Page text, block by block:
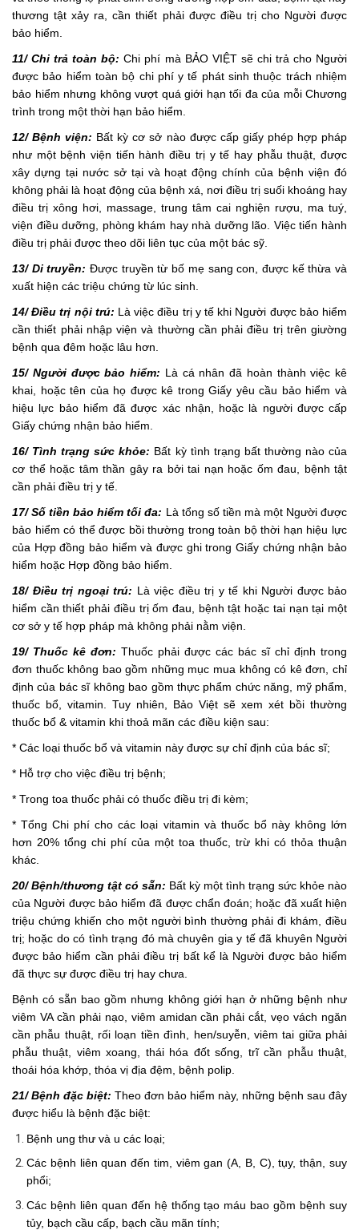
thương tật xảy ra, cần thiết phải được điều trị cho Người được
bảo hiểm.
11/ Chi trả toàn bộ: Chi phí mà BẢO VIỆT sẽ chi trả cho Người
được bảo hiểm toàn bộ chi phí y tế phát sinh thuộc trách nhiệm
bảo hiểm nhưng không vượt quá giới hạn tối đa của mỗi Chương
trình trong một thời hạn bảo hiểm.
12/ Bệnh viện: Bất kỳ cơ sở nào được cấp giấy phép hợp pháp
như một bệnh viện tiến hành điều trị y tế hay phẫu thuật, được
xây dựng tại nước sở tại và hoạt động chính của bệnh viện đó
không phải là hoạt động của bệnh xá, nơi điều trị suối khoáng hay
điều trị xông hơi, massage, trung tâm cai nghiện rượu, ma tuý,
viện điều dưỡng, phòng khám hay nhà dưỡng lão. Việc tiến hành
điều trị phải được theo dõi liên tục của một bác sỹ.
13/ Di truyền: Được truyền từ bố mẹ sang con, được kế thừa và
xuất hiện các triệu chứng từ lúc sinh.
14/ Điều trị nội trú: Là việc điều trị y tế khi Người được bảo hiểm
cần thiết phải nhập viện và thường cần phải điều trị trên giường
bệnh qua đêm hoặc lâu hơn.
15/ Người được bảo hiểm: Là cá nhân đã hoàn thành việc kê
khai, hoặc tên của họ được kê trong Giấy yêu cầu bảo hiểm và
hiệu lực bảo hiểm đã được xác nhận, hoặc là người được cấp
Giấy chứng nhận bảo hiểm.
16/ Tình trạng sức khỏe: Bất kỳ tình trạng bất thường nào của
cơ thể hoặc tâm thần gây ra bởi tai nạn hoặc ốm đau, bệnh tật
cần phải điều trị y tế.
17/ Số tiền bảo hiểm tối đa: Là tổng số tiền mà một Người được
bảo hiểm có thể được bồi thường trong toàn bộ thời hạn hiệu lực
của Hợp đồng bảo hiểm và được ghi trong Giấy chứng nhận bảo
hiểm hoặc Hợp đồng bảo hiểm.
18/ Điều trị ngoại trú: Là việc điều trị y tế khi Người được bảo
hiểm cần thiết phải điều trị ốm đau, bệnh tật hoặc tai nạn tại một
cơ sở y tế hợp pháp mà không phải nằm viện.
19/ Thuốc kê đơn: Thuốc phải được các bác sĩ chỉ định trong
đơn thuốc không bao gồm những mục mua không có kê đơn, chỉ
định của bác sĩ không bao gồm thực phẩm chức năng, mỹ phẩm,
thuốc bổ, vitamin. Tuy nhiên, Bảo Việt sẽ xem xét bồi thường
thuốc bổ & vitamin khi thoả mãn các điều kiện sau:
* Các loại thuốc bổ và vitamin này được sự chỉ định của bác sĩ;
* Hỗ trợ cho việc điều trị bệnh;
* Trong toa thuốc phải có thuốc điều trị đi kèm;
* Tổng Chi phí cho các loại vitamin và thuốc bổ này không lớn
hơn 20% tổng chi phí của một toa thuốc, trừ khi có thỏa thuận
khác.
20/ Bệnh/thương tật có sẵn: Bất kỳ một tình trạng sức khỏe nào
của Người được bảo hiểm đã được chẩn đoán; hoặc đã xuất hiện
triệu chứng khiến cho một người bình thường phải đi khám, điều
trị; hoặc do có tình trạng đó mà chuyên gia y tế đã khuyên Người
được bảo hiểm cần phải điều trị bất kể là Người được bảo hiểm
đã thực sự được điều trị hay chưa.
Bệnh có sẵn bao gồm nhưng không giới hạn ở những bệnh như
viêm VA cần phải nạo, viêm amidan cần phải cắt, vẹo vách ngăn
cần phẫu thuật, rối loạn tiền đình, hen/suyễn, viêm tai giữa phải
phẫu thuật, viêm xoang, thái hóa đốt sống, trĩ cần phẫu thuật,
thoái hóa khớp, thóa vị địa đệm, bệnh polip.
21/ Bệnh đặc biệt: Theo đơn bảo hiểm này, những bệnh sau đây
được hiểu là bệnh đặc biệt:
Bệnh ung thư và u các loại;
Các bệnh liên quan đến tim, viêm gan (A, B, C), tụy, thận, suy
phổi;
Các bệnh liên quan đến hệ thống tạo máu bao gồm bệnh suy
tủy, bạch cầu cấp, bạch cầu mãn tính;